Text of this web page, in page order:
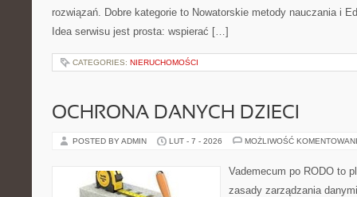
rozwiązań. Dobre kategorie to Nowatorskie metody nauczania i
Idea serwisu jest prosta: wspierać […]
CATEGORIES: NIERUCHOMOŚCI
OCHRONA DANYCH DZIECI
POSTED BY ADMIN LUT - 7 - 2026 MOŻLIWOŚĆ
Vademecum po RODO to
zasady zarządzania